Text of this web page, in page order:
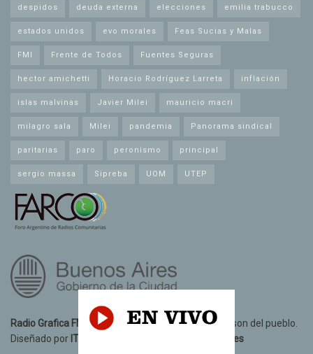
despidos deuda externa elecciones emilia trabucco
estados unidos evo morales Feas Sucias y Malas
FMI Frente de Todos Fuentes Seguras
hector amichetti Horacio Rodríguez Larreta inflación
islas malvinas Javier Milei mauricio macri
milagro sala Milei pandemia Panorama sindical
paritarias paro peronismo principal
sergio massa Sipreba UOM UTEP
Radio Grafica FM 89.3© 2021. Todos los derechos son del pueblo.
Diseñado por IT10 Informatica y Telecomunicaciones